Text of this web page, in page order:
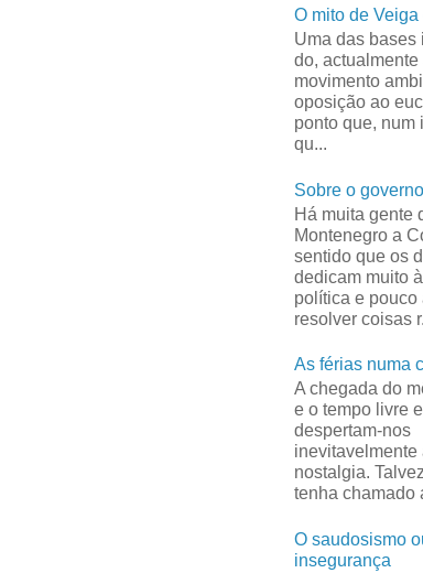
O mito de Veiga
Uma das bases
do,
movimento
oposição ao
ponto que, num
qu...
Sobre o governo
Há muita gente
Montenegro a
sentido que os
dedicam muito
política e pouco
resolver coisas
As férias numa
A chegada do
e o tempo livre
despertam-nos
inevitavelmente
nostalgia.
tenha chamado
O saudosismo
insegurança